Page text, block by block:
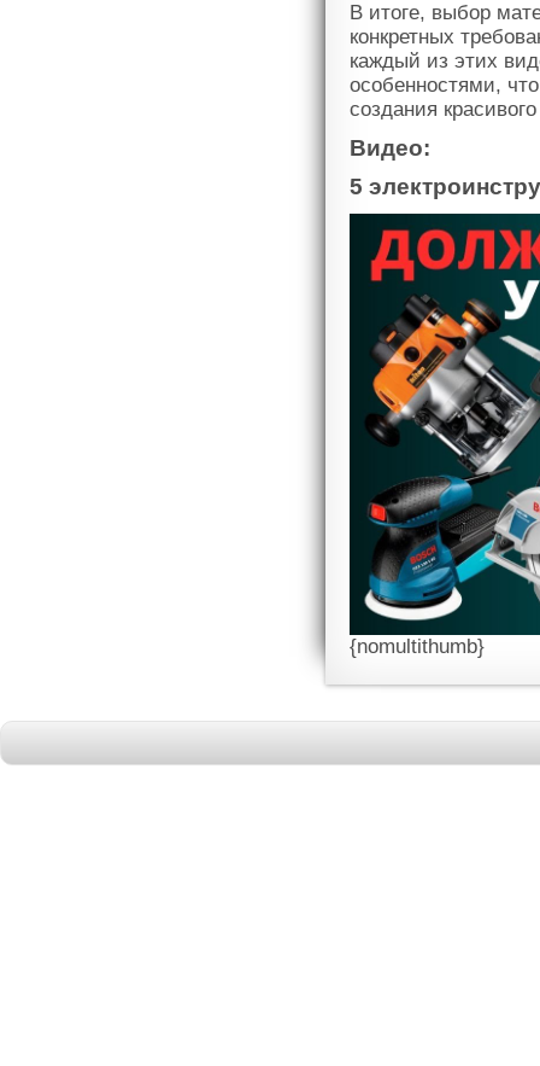
В итоге, выбор
конкретных
каждый из этих
особенностями,
создания
Видео:
5
{nomultithumb}